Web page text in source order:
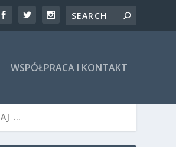
WSPÓŁPRACA I KONTAKT